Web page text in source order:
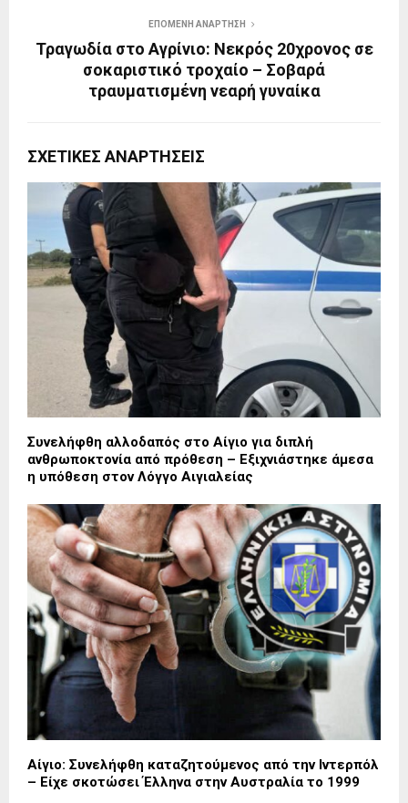
ΕΠΌΜΕΝΗ ΑΝΆΡΤΗΣΗ
Τραγωδία στο Αγρίνιο: Νεκρός 20χρονος σε
σοκαριστικό τροχαίο – Σοβαρά
τραυματισμένη νεαρή γυναίκα
ΣΧΕΤΙΚΈΣ ΑΝΑΡΤΉΣΕΙΣ
Συνελήφθη αλλοδαπός στο Αίγιο για διπλή
ανθρωποκτονία από πρόθεση – Εξιχνιάστηκε άμεσα
η υπόθεση στον Λόγγο Αιγιαλείας
Αίγιο: Συνελήφθη καταζητούμενος από την Ιντερπόλ
– Είχε σκοτώσει Έλληνα στην Αυστραλία το 1999